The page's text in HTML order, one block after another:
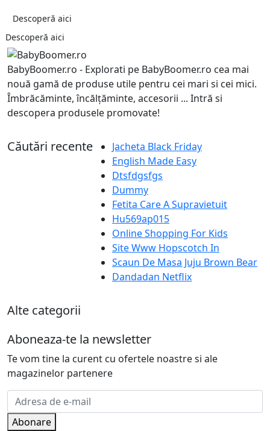
Descoperă aici
Descoperă aici
BabyBoomer.ro - Explorati pe BabyBoomer.ro cea mai
nouă gamă de produse utile pentru cei mari si cei mici.
Îmbrăcăminte, încălțăminte, accesorii ... Intră si
descopera produsele promovate!
Căutări recente
Jacheta Black Friday
English Made Easy
Dtsfdgsfgs
Dummy
Fetita Care A Supravietuit
Hu569ap015
Online Shopping For Kids
Site Www Hopscotch In
Scaun De Masa Juju Brown Bear
Dandadan Netflix
Alte categorii
Aboneaza-te la newsletter
Te vom tine la curent cu ofertele noastre si ale
magazinelor partenere
Abonare